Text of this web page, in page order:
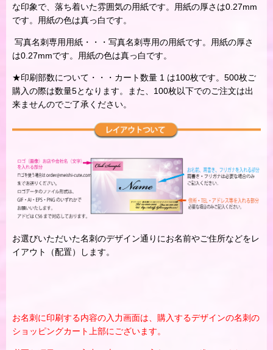
な印象で、落ち着いた雰囲気の用紙です。用紙の厚さは0.27mm
です。用紙の色は真っ白です。
写真名刺専用用紙・・・写真名刺専用の用紙です。用紙の厚さ
は0.27mmです。用紙の色は真っ白です。
★印刷部数について・・・カート数量 1 は100枚です。500枚ご
購入の際は数量5となります。また、100枚以下でのご注文は出
来ませんのでご了承ください。
お選びいただいた名刺のデザイン通りにお名前やご住所などをレ
イアウト（配置）します。
お名刺に印刷する内容の入力画面は、購入するデザインの名刺の
ショッピングカート上部にございます。